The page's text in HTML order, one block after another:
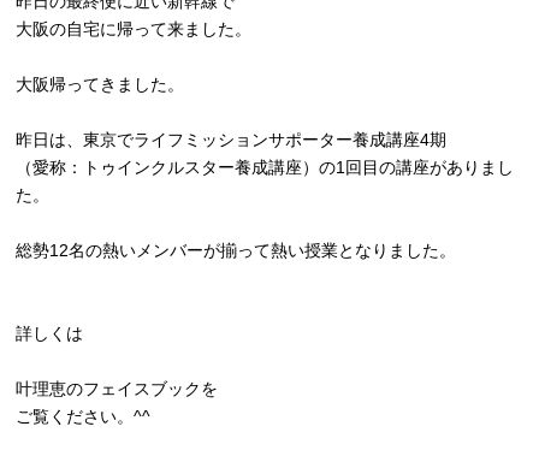
大阪の自宅に帰って来ました。
大阪帰ってきました。
昨日は、東京でライフミッションサポーター養成講座4期
（愛称：トゥインクルスター養成講座）の1回目の講座がありまし
た。
総勢12名の熱いメンバーが揃って熱い授業となりました。
詳しくは
叶理恵のフェイスブックを
ご覧ください。^^